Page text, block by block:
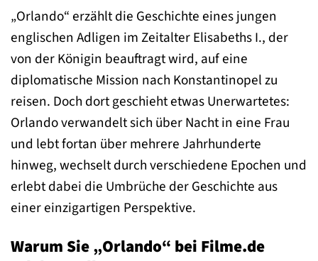
„Orlando“ erzählt die Geschichte eines jungen
englischen Adligen im Zeitalter Elisabeths I., der
von der Königin beauftragt wird, auf eine
diplomatische Mission nach Konstantinopel zu
reisen. Doch dort geschieht etwas Unerwartetes:
Orlando verwandelt sich über Nacht in eine Frau
und lebt fortan über mehrere Jahrhunderte
hinweg, wechselt durch verschiedene Epochen und
erlebt dabei die Umbrüche der Geschichte aus
einer einzigartigen Perspektive.
Warum Sie „Orlando“ bei Filme.de